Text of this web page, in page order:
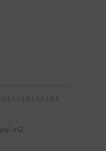
1-1-1-1-1-1-1-1-1-1-1
m2